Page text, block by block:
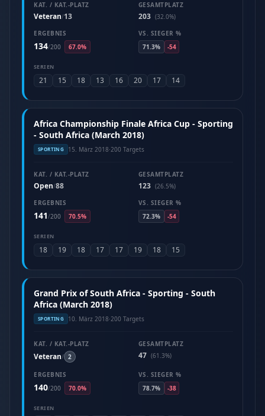
KAT. / KAT.-PLATZ
Veteran/13
GESAMTPLATZ
203 (32.0%)
ERGEBNIS
134/200 67.0%
VS. SIEGER %
71.3%
-54
SERIEN
21 15 18 13 16 20 17 14
Africa Championship Finale Africa Cup - Sporting
- South Africa (March 2018)
SPORTING 15. März 2018·200 Targets
KAT. / KAT.-PLATZ
Open/88
GESAMTPLATZ
123 (26.5%)
ERGEBNIS
141/200 70.5%
VS. SIEGER %
72.3%
-54
SERIEN
18 19 18 17 17 19 18 15
Grand Prix of South Africa - Sporting - South
Africa (March 2018)
SPORTING 10. März 2018·200 Targets
KAT. / KAT.-PLATZ
Veteran/ 2
GESAMTPLATZ
47 (61.3%)
ERGEBNIS
140/200 70.0%
VS. SIEGER %
78.7%
-38
SERIEN